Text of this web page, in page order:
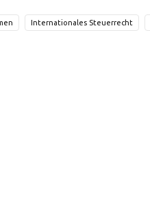
Internationales Steuerrecht